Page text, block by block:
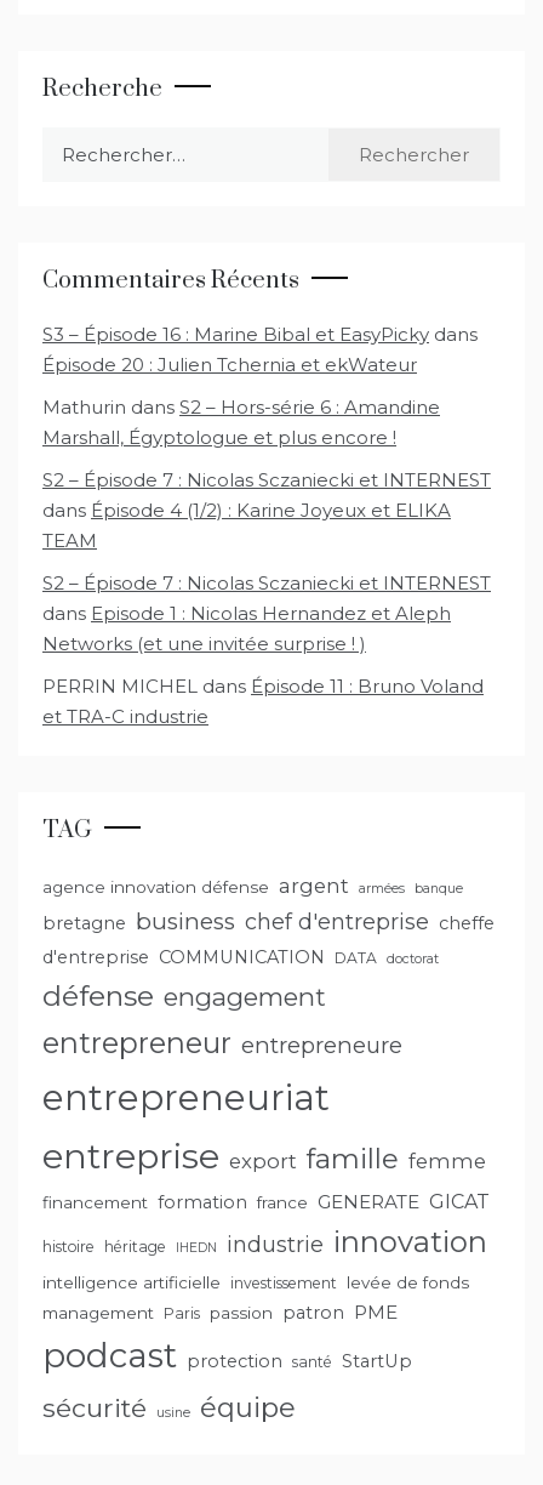
Recherche
Commentaires Récents
S3 – Épisode 16 : Marine Bibal et EasyPicky dans
Épisode 20 : Julien Tchernia et ekWateur
Mathurin dans S2 – Hors-série 6 : Amandine
Marshall, Égyptologue et plus encore !
S2 – Épisode 7 : Nicolas Sczaniecki et INTERNEST
dans Épisode 4 (1/2) : Karine Joyeux et ELIKA
TEAM
S2 – Épisode 7 : Nicolas Sczaniecki et INTERNEST
dans Episode 1 : Nicolas Hernandez et Aleph
Networks (et une invitée surprise ! )
PERRIN MICHEL dans Épisode 11 : Bruno Voland
et TRA-C industrie
TAG
agence innovation défense argent armées banque
bretagne business chef d'entreprise cheffe
d'entreprise COMMUNICATION DATA doctorat
défense engagement
entrepreneur entrepreneure
entrepreneuriat
entreprise export famille femme
financement formation france GENERATE GICAT
histoire héritage IHEDN industrie innovation
intelligence artificielle investissement
levée de fonds
management Paris passion patron PME
podcast protection santé StartUp
sécurité usine équipe